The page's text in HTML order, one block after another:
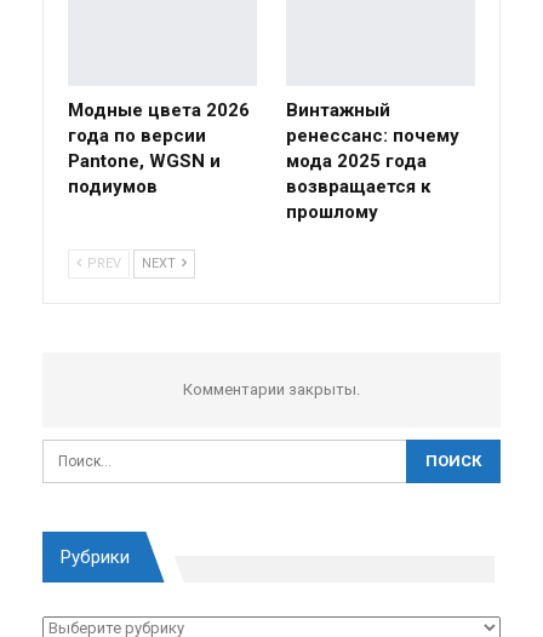
Модные цвета 2026
года по версии
Pantone, WGSN и
подиумов
Винтажный
ренессанс: почему
мода 2025 года
возвращается к
прошлому
PREV NEXT
Комментарии закрыты.
Рубрики
Рубрики